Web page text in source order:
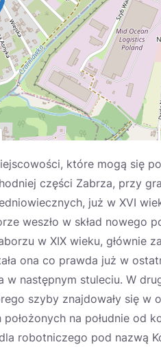
które mogą się
części Zabrza, przy
już w XVI
weszło w skład nowego
w XIX wieku, głównie
ona co prawda już w
następnym stuleciu. W
szyby znajdowały się w
na południe od
robotniczego pod nazwą